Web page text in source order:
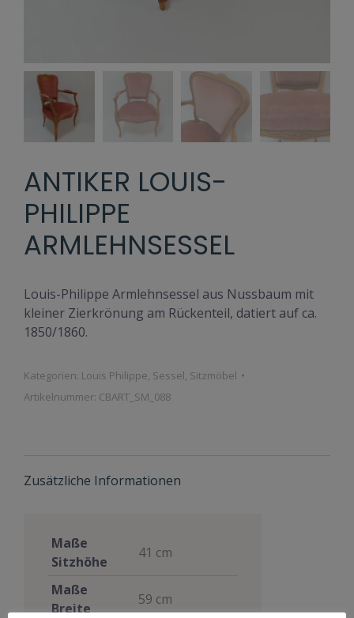
ANTIKER LOUIS-
PHILIPPE
ARMLEHNSESSEL
Louis-Philippe Armlehnsessel aus Nussbaum mit
kleiner Zierkrönung am Rückenteil, datiert auf ca.
1850/1860.
Kategorien: Louis Philippe, Sessel, Sitzmöbel
Artikelnummer: CBART_SM_088
Zusätzliche Informationen
Maße
Sitzhöhe
41 cm
Maße
Breite
59 cm